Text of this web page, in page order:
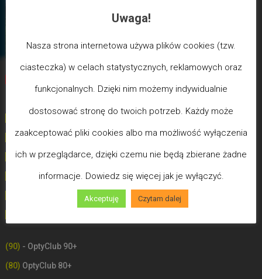
(100) - Bóg/Duch istnieje / JA JESTEM
(99)-Poziom poświęceń LDW
(98)- Poziom Miłości
- Poziom Mądrości
- Poziom Zdrowia (Uzdrowień)
(90) - OptyClub 90+
(80) OptyClub 80+
Uwaga!
Nasza strona internetowa używa plików cookies (tzw.
ciasteczka) w celach statystycznych, reklamowych oraz
funkcjonalnych. Dzięki nim możemy indywidualnie
dostosować stronę do twoich potrzeb. Każdy może
zaakceptować pliki cookies albo ma możliwość wyłączenia
ich w przeglądarce, dzięki czemu nie będą zbierane żadne
informacje. Dowiedz się więcej jak je wyłączyć.
Akceptuję Czytam dalej